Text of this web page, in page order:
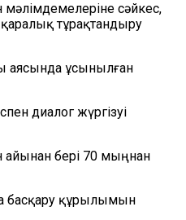
сәйкес,
тұрақтандыру
аясында ұсынылған
диалог жүргізуі
айынан бері 70 мыңнан
басқару құрылымын